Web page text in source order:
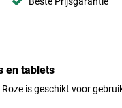
en tablets
Roze is geschikt voor